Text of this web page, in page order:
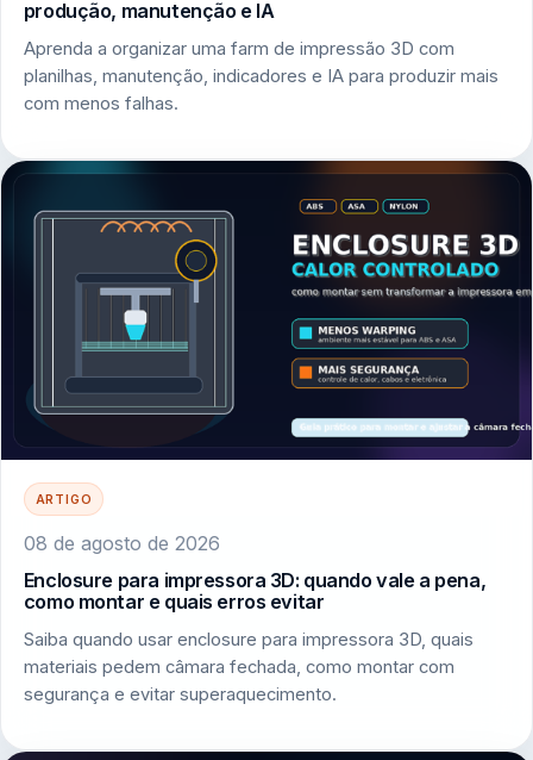
produção, manutenção e IA
Aprenda a organizar uma farm de impressão 3D com
planilhas, manutenção, indicadores e IA para produzir mais
com menos falhas.
ARTIGO
08 de agosto de 2026
Enclosure para impressora 3D: quando vale a pena,
como montar e quais erros evitar
Saiba quando usar enclosure para impressora 3D, quais
materiais pedem câmara fechada, como montar com
segurança e evitar superaquecimento.